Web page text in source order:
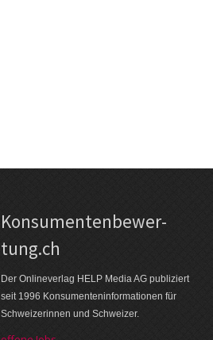
Kon­su­menten­be­wer­
tung.ch
Der Online­verlag HELP Media AG publi­ziert
seit 1996 Kon­su­menten­infor­mationen für
Schwei­zerinnen und Schweizer.